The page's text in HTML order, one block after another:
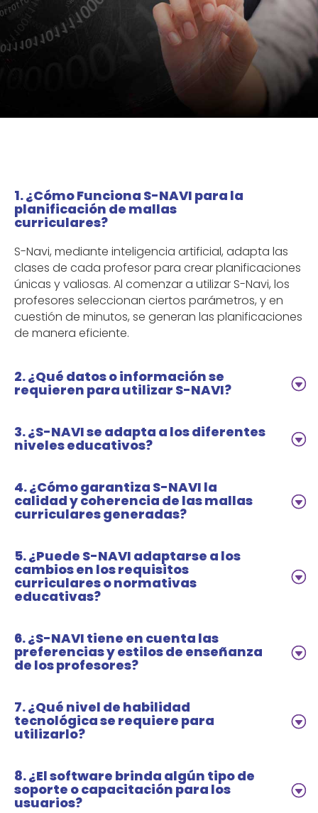
1. ¿Cómo Funciona S-NAVI para la
planificación de mallas
curriculares?
S-Navi, mediante inteligencia artificial, adapta las
clases de cada profesor para crear planificaciones
únicas y valiosas. Al comenzar a utilizar S-Navi, los
profesores seleccionan ciertos parámetros, y en
cuestión de minutos, se generan las planificaciones
de manera eficiente.
2. ¿Qué datos o información se
requieren para utilizar S-NAVI?
3. ¿S-NAVI se adapta a los diferentes
niveles educativos?
4. ¿Cómo garantiza S-NAVI la
calidad y coherencia de las mallas
curriculares generadas?
5. ¿Puede S-NAVI adaptarse a los
cambios en los requisitos
curriculares o normativas
educativas?
6. ¿S-NAVI tiene en cuenta las
preferencias y estilos de enseñanza
de los profesores?
7. ¿Qué nivel de habilidad
tecnológica se requiere para
utilizarlo?
8. ¿El software brinda algún tipo de
soporte o capacitación para los
usuarios?